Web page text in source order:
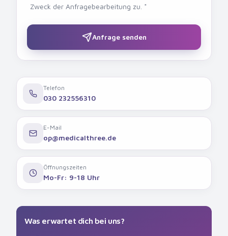
Zweck der Anfragebearbeitung zu. *
Anfrage senden
Telefon
030 232556310
E-Mail
op@medicalthree.de
Öffnungszeiten
Mo-Fr: 9-18 Uhr
Was erwartet dich bei uns?